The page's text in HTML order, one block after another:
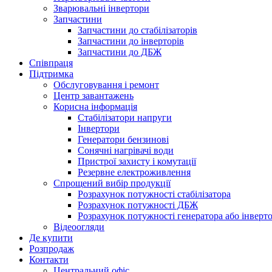
Зварювальні інвертори
Запчастини
Запчастини до стабілізаторів
Запчастини до інверторів
Запчастини до ДБЖ
Співпраця
Підтримка
Обслуговування і ремонт
Центр завантажень
Корисна інформація
Стабілізатори напруги
Інвертори
Генератори бензинові
Сонячні нагрівачі води
Пристрої захисту і комутації
Резервне електроживлення
Спрощений вибір продукції
Розрахунок потужності стабілізатора
Розрахунок потужності ДБЖ
Розрахунок потужності генератора або
Відеоогляди
Де купити
Розпродаж
Контакти